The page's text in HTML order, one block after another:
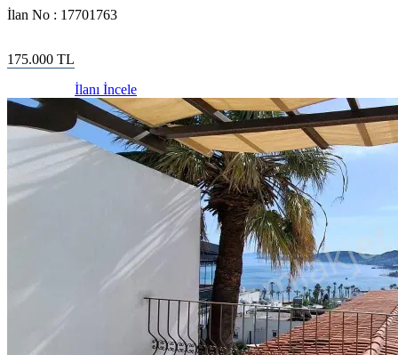
İlan No : 17701763
175.000 TL
İlanı İncele